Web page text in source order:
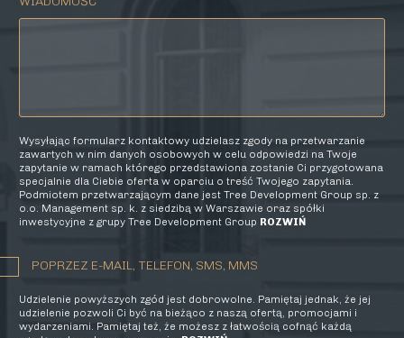
Wysyłając formularz kontaktowy udzielasz zgody na przetwarzanie
zawartych w nim danych osobowych w celu odpowiedzi na Twoje
zapytanie w ramach którego przedstawiona zostanie Ci przygotowana
specjalnie dla Ciebie oferta w oparciu o treść Twojego zapytania.
Podmiotem przetwarzającym dane jest Tree Development Group sp. z
o.o. Management sp. k. z siedzibą w Warszawie oraz spółki
inwestycyjne z grupy Tree Development Group ROZWIŃ
POPRZEZ E-MAIL, TELEFON, SMS, MMS
Udzielenie powyższych zgód jest dobrowolne. Pamiętaj jednak, że jej
udzielenie pozwoli Ci być na bieżąco z naszą ofertą, promocjami i
wydarzeniami. Pamiętaj też, że możesz z łatwością cofnąć każdą